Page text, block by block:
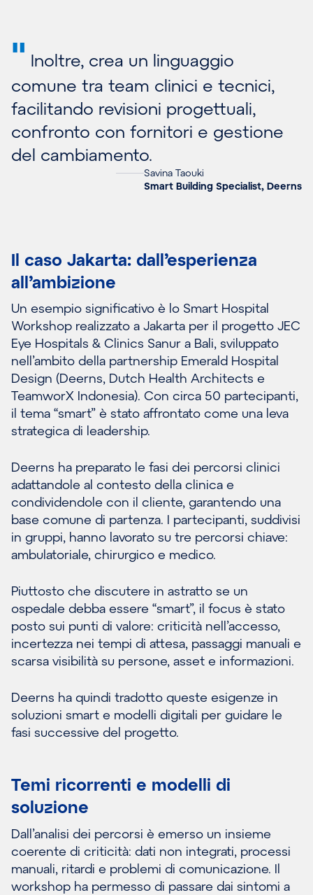
" Inoltre, crea un linguaggio
comune tra team clinici e tecnici,
facilitando revisioni progettuali,
confronto con fornitori e gestione
del cambiamento.
Savina Taouki
Smart Building Specialist, Deerns
Il caso Jakarta: dall’esperienza
all’ambizione
Un esempio significativo è lo Smart Hospital
Workshop realizzato a Jakarta per il progetto JEC
Eye Hospitals & Clinics Sanur a Bali, sviluppato
nell’ambito della partnership Emerald Hospital
Design (Deerns, Dutch Health Architects e
TeamworX Indonesia). Con circa 50 partecipanti,
il tema “smart” è stato affrontato come una leva
strategica di leadership.
Deerns ha preparato le fasi dei percorsi clinici
adattandole al contesto della clinica e
condividendole con il cliente, garantendo una
base comune di partenza. I partecipanti, suddivisi
in gruppi, hanno lavorato su tre percorsi chiave:
ambulatoriale, chirurgico e medico.
Piuttosto che discutere in astratto se un
ospedale debba essere “smart”, il focus è stato
posto sui punti di valore: criticità nell’accesso,
incertezza nei tempi di attesa, passaggi manuali e
scarsa visibilità su persone, asset e informazioni.
Deerns ha quindi tradotto queste esigenze in
soluzioni smart e modelli digitali per guidare le
fasi successive del progetto.
Temi ricorrenti e modelli di
soluzione
Dall’analisi dei percorsi è emerso un insieme
coerente di criticità: dati non integrati, processi
manuali, ritardi e problemi di comunicazione. Il
workshop ha permesso di passare dai sintomi a